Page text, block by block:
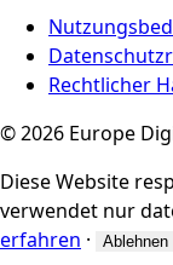
Rechtlicher
© 2026 Europe
Diese Website
verwendet nur
erfahren · Ablehnen